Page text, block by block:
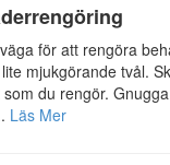
för att rengöra
mjukgörande tvål.
du rengör.
Läs Mer